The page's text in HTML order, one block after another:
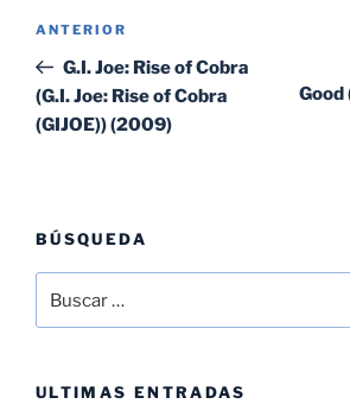
entradas
Entrada
anterior:
ANTERIOR
G.I. Joe: Rise of Cobra
(G.I. Joe: Rise of Cobra
(GIJOE)) (2009)
Good
BÚSQUEDA
por:
ULTIMAS ENTRADAS